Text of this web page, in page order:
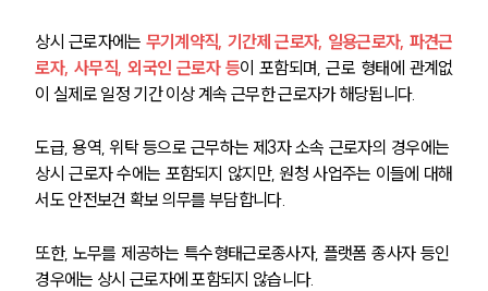
상시 근로자에는 무기계약직, 기간제 근로자, 일용근로자, 파견근
로자, 사무직, 외국인 근로자 등이 포함되며, 근로 형태에 관계없
이 실제로 일정 기간 이상 계속 근무한 근로자가 해당됩니다.
도급, 용역, 위탁 등으로 근무하는 제3자 소속 근로자의 경우에는
상시 근로자 수에는 포함되지 않지만, 원청 사업주는 이들에 대해
서도 안전보건 확보 의무를 부담합니다.
또한, 노무를 제공하는 특수형태근로종사자, 플랫폼 종사자 등인
경우에는 상시 근로자에 포함되지 않습니다.